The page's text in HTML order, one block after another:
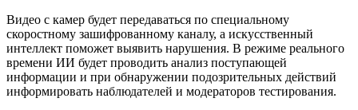
Видео с камер будет передаваться по специальному
скоростному зашифрованному каналу, а искусственный
интеллект поможет выявить нарушения. В режиме реального
времени ИИ будет проводить анализ поступающей
информации и при обнаружении подозрительных действий
информировать наблюдателей и модераторов тестирования.